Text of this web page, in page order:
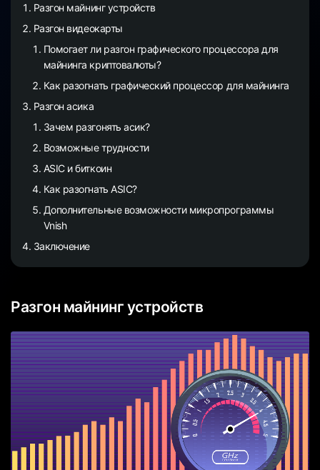
Разгон майнинг устройств
Разгон видеокарты
Помогает ли разгон графического процессора для
майнинга криптовалюты?
Как разогнать графический процессор для майнинга
Разгон асика
Зачем разгонять асик?
Возможные трудности
ASIC и биткоин
Как разогнать ASIC?
Дополнительные возможности микропрограммы
Vnish
Заключение
Разгон майнинг устройств